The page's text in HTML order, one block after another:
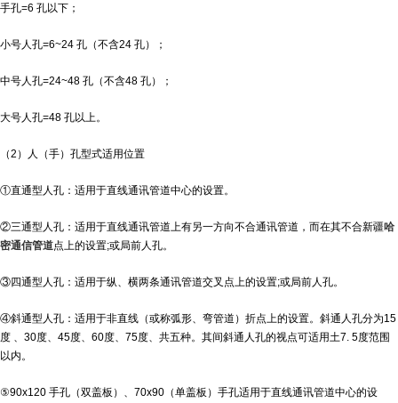
手孔=6 孔以下；
小号人孔=6~24 孔（不含24 孔）；
中号人孔=24~48 孔（不含48 孔）；
大号人孔=48 孔以上。
（2）人（手）孔型式适用位置
①直通型人孔：适用于直线通讯管道中心的设置。
②三通型人孔：适用于直线通讯管道上有另一方向不合通讯管道，而在其不合新疆哈
密通信管道点上的设置;或局前人孔。
③四通型人孔：适用于纵、横两条通讯管道交叉点上的设置;或局前人孔。
④斜通型人孔：适用于非直线（或称弧形、弯管道）折点上的设置。斜通人孔分为15
度 、30度、45度、60度、75度、共五种。其间斜通人孔的视点可适用土7. 5度范围
以内。
⑤90x120 手孔（双盖板）、70x90（单盖板）手孔适用于直线通讯管道中心的设